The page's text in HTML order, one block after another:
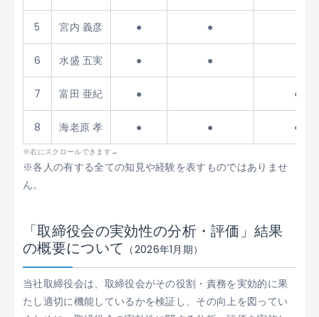
5 宮内 義彦 ● ●
6 水盛 五実 ● ●
7 富田 亜紀 ● ●
8 海老原 孝 ● ● ●
※各人の有する全ての知見や経験を表すものではありませ
ん。
「取締役会の実効性の分析・評価」結果
の概要について （2026年1月期）
当社取締役会は、取締役会がその役割・責務を実効的に果
たし適切に機能しているかを検証し、その向上を図ってい